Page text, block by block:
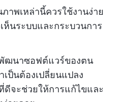
าพเหล่านี้ควรใช้งานง่าย
ห็นระบบและกระบวนการ
ฒนาซอฟต์แวร์ของตน
เป็นต้องเปลี่ยนแปลง
ดีจะช่วยให้การแก้ไขและ